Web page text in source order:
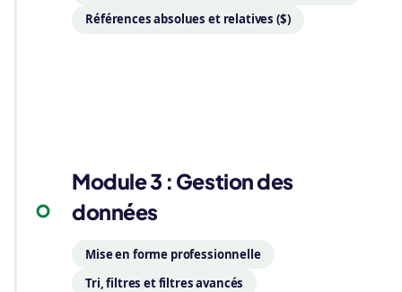
Références absolues et relatives ($)
Module 3 : Gestion des
données
Mise en forme professionnelle
Tri, filtres et filtres avancés